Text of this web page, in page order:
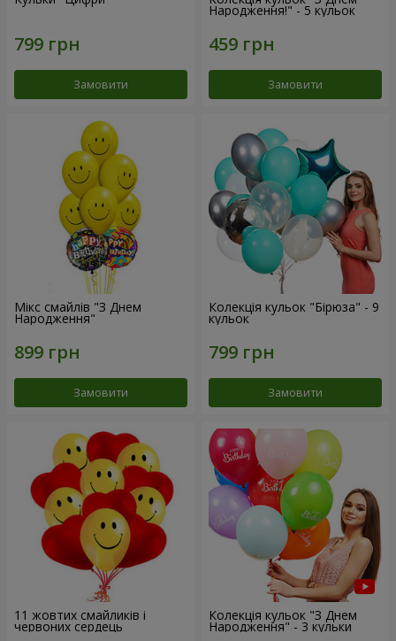
Замовити
Народження!" - 5 кульок
Замовити
Мікс смайлів "З Днем
Народження"
Замовити
Колекція кульок "Бірюза" - 9
кульок
Замовити
11 жовтих смайликів і
червоних сердець
Колекція кульок "З Днем
Народження" - 3 кульки